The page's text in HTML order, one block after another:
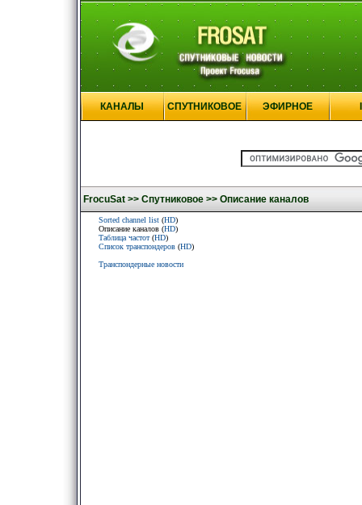
КАНАЛЫ СПУТНИКОВОЕ ЭФИРНОЕ
FrocuSat >> Спутниковое >> Описание каналов
Sorted channel list (HD)
Описание каналов (HD)
Таблица частот(HD)
Список транспондеров (HD)
Транспондерные новости